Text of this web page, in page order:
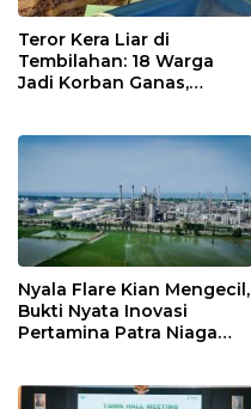
Teror Kera Liar di
Tembilahan: 18 Warga
Jadi Korban Ganas,
Nyala Flare Kian Mengecil,
Bukti Nyata Inovasi
Pertamina Patra Niaga